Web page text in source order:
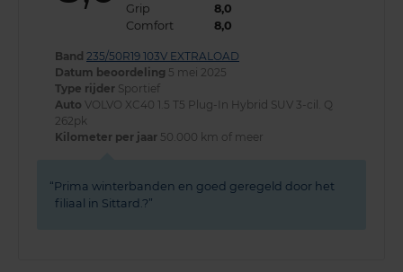
Grip
8,0
Comfort
8,0
Band 235/50R19 103V EXTRALOAD
Datum beoordeling 5 mei 2025
Type rijder Sportief
Auto VOLVO XC40 1.5 T5 Plug-In Hybrid SUV 3-cil. Q
262pk
Kilometer per jaar 50.000 km of meer
Prima winterbanden en goed geregeld door het
filiaal in Sittard.?